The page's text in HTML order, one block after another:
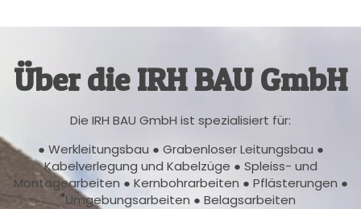
Über die IRH BAU GmbH
Die IRH BAU GmbH ist spezialisiert für:
● Werkleitungsbau ● Grabenloser Leitungsbau ●
Kabelverlegung und Kabelzüge ● Spleiss- und
Montagearbeiten ● Kernbohrarbeiten ● Pflästerungen ●
Umgebungsarbeiten ● Belagsarbeiten